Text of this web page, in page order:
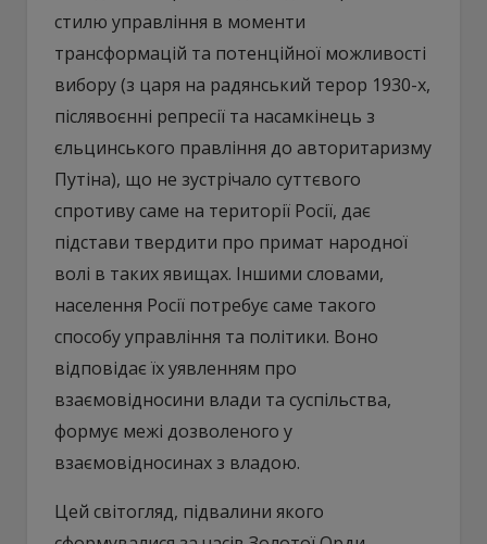
стилю управління в моменти
трансформацій та потенційної можливості
вибору (з царя на радянський терор 1930-х,
післявоєнні репресії та насамкінець з
єльцинського правління до авторитаризму
Путіна), що не зустрічало суттєвого
спротиву саме на території Росії, дає
підстави твердити про примат народної
волі в таких явищах. Іншими словами,
населення Росії потребує саме такого
способу управління та політики. Воно
відповідає їх уявленням про
взаємовідносини влади та суспільства,
формує межі дозволеного у
взаємовідносинах з владою.
Цей світогляд, підвалини якого